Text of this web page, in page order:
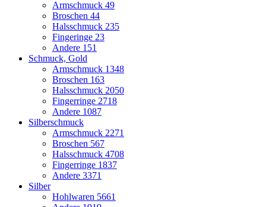
Armschmuck 49
Broschen 44
Halsschmuck 235
Fingeringe 23
Andere 151
Schmuck, Gold
Armschmuck 1348
Broschen 163
Halsschmuck 2050
Fingerringe 2718
Andere 1087
Silberschmuck
Armschmuck 2271
Broschen 567
Halsschmuck 4708
Fingerringe 1837
Andere 3371
Silber
Hohlwaren 5661